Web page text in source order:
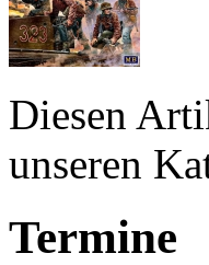
Diesen
unseren
Termine